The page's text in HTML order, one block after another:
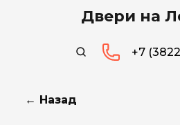
Двери на
+7
← Назад